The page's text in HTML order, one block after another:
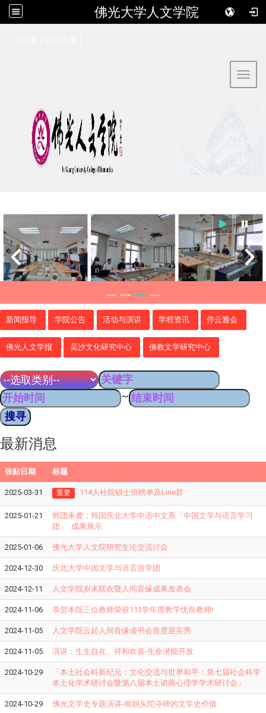
佛光大学人文学院
新闻报导 学院公告 活动与演讲 学程资讯 停云雅会
佛光人文学报 吴沙文化研究中心 佛教文学研究中心
~
最新消息
张贴日期 标题
2025-03-31 重要 114人社院硕士班榜单及Line群
2025-01-21
韩团来袭：韩国庆北大学中语中文系「中国文学与语言学习
团」 成果展示
2025-01-06 佛光大学人文院研究生论交流讨会
2024-12-30 庆北大学中国文学与语言游学团
2024-12-11 人文学院岁末联欢暨人间音缘成果发表会
2024-11-06 恭贺本院三位教师荣获113学年度教学优良教师!
2024-11-05 人文学院云起人间音缘读书会首度迎宾秀
2024-11-05 演讲：生生自在、祥和欢喜-生命潜能开发
2024-10-29
「本土社会科新纪元：文化交流与世界和平：第七届社会科学
本土化学术研讨会暨第八届本土谘商心理学学术研讨会」
2024-10-29 佛光文学史专题演讲-南朝头陀寺碑的文学史价值